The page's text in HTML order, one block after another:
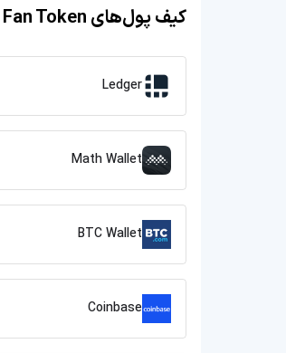
کیف پول‌های Team Vitality Fan Token
Ledger
Math Wallet
BTC Wallet
Coinbase